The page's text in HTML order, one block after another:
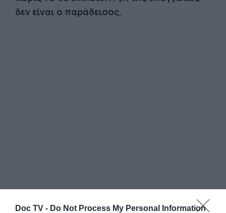
Doc TV - Do Not Process My Personal Information
δεν είναι ο παράδεισος.